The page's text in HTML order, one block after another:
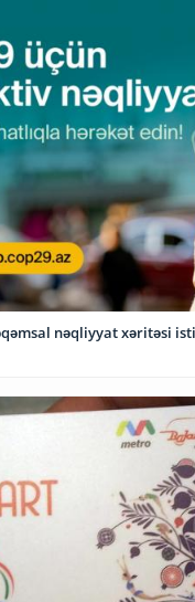
nəqliyyat xəritəsi